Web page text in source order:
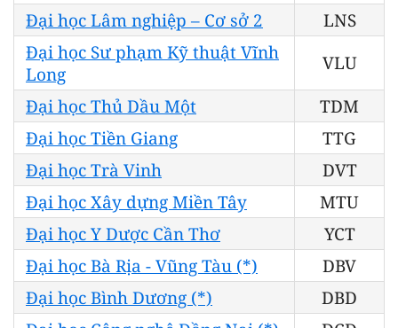
Đại học Lâm nghiệp – Cơ sở 2
LNS
Đại học Sư phạm Kỹ thuật Vĩnh
Long
VLU
Đại học Thủ Dầu Một
TDM
Đại học Tiền Giang
TTG
Đại học Trà Vinh
DVT
Đại học Xây dựng Miền Tây
MTU
Đại học Y Dược Cần Thơ
YCT
Đại học Bà Rịa - Vũng Tàu (*)
DBV
Đại học Bình Dương (*)
DBD